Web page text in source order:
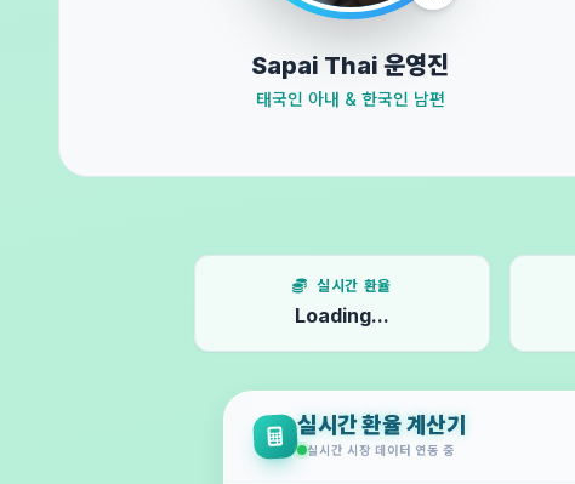
Sapai Thai 운영진
태국인 아내 & 한국인 남편
실시간 환율
Loading...
실시간 환율 계산기
실시간 시장 데이터 연동 중